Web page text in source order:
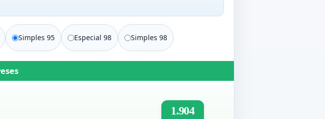
Simples 95 Especial 98 Simples 98
1.904